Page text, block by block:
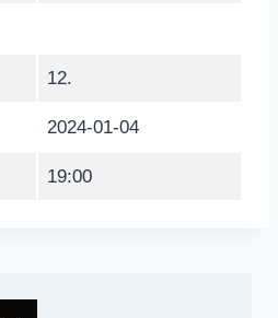
12.
2024-01-04
19:00